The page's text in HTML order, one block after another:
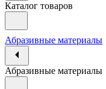
Каталог товаров
Абразивные материалы
Абразивные материалы